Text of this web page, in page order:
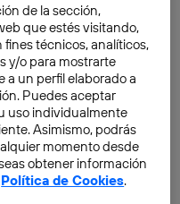
de la sección,
que estés visitando,
fines técnicos, analíticos,
y/o para mostrarte
a un perfil elaborado a
Puedes aceptar
uso individualmente
Asimismo, podrás
momento desde
obtener información
Política de Cookies.